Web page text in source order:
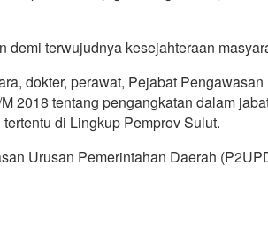
terwujudnya kesejahteraan
dokter, perawat, Pejabat
2018 tentang pengangkatan dalam
di Lingkup Pemprov Sulut.
Urusan Pemerintahan Daerah